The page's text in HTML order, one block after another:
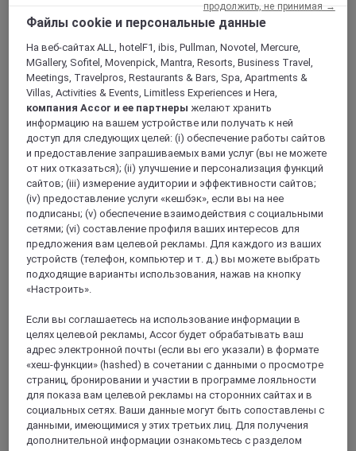
Отель Mercure Алжир Дворец конгрессов предлагает
гостям 152 номера, в том числе 8 люксов с
потрясающими видами на Средиземное море,
унаследовавших свой неповторимый шарм от нашего
замечательного города. В отеле есть 6 современных
конференц-залов, конгресс-холл и церемониальный
банкетный зал. В отеле два тематических ресторана, где
гости могут насладиться кулинарными шедеврами:
ресторан международной кухни в формате шведского
стола и итальянский ресторан. Изысканный лаунж-бар,
бассейн, спа и спортзал.
Алжир, Алжир
Mercure Алжир Аэропорт
Комфортабельный отель Mercure Алжир Аэропорт с 307
просторными номерами расположен в столице Алжира
Файлы cookie и персональные данные
На веб-сайтах ALL, hotelF1, ibis, Pullman, Novotel, Mercure,
MGallery, Sofitel, Movenpick, Mantra, Resorts, Business Travel,
Meetings, Travelpros, Restaurants & Bars, Spa, Apartments &
Villas, Activities & Events, Limitless Experiences и Hera,
компания Accor и ее партнеры желают хранить
информацию на вашем устройстве или получать к ней
доступ для следующих целей: (i) обеспечение работы сайтов
и предоставление запрашиваемых вами услуг (вы не можете
от них отказаться); (ii) улучшение и персонализация функций
сайтов; (iii) измерение аудитории и эффективности сайтов;
(iv) предоставление услуги «кешбэк», если вы на нее
подписаны; (v) обеспечение взаимодействия с социальными
сетями; (vi) составление профиля ваших интересов для
предложения вам целевой рекламы. Для каждого из ваших
устройств (телефон, компьютер и т. д.) вы можете выбрать
подходящие варианты использования, нажав на кнопку
«Настроить».
Если вы соглашаетесь на использование информации в
целях целевой рекламы, Accor будет обрабатывать ваш
адрес электронной почты (если вы его указали) в формате
«хеш-функции» (hashed) в сочетании с данными о просмотре
страниц, бронировании и участии в программе лояльности
для показа вам целевой рекламы на сторонних сайтах и в
социальных сетях. Ваши данные могут быть сопоставлены с
данными, имеющимися у этих третьих лиц. Для получения
дополнительной информации ознакомьтесь с разделом
продолжить, не принимая →